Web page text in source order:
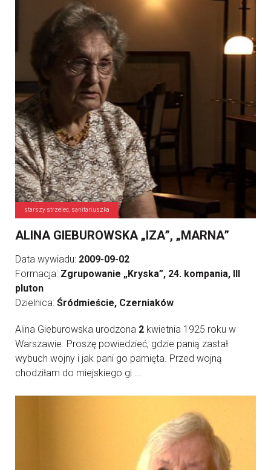
starszy strzelec, sanitariuszka
ALINA GIEBUROWSKA „IZA”, „MARNA”
Data wywiadu: 2009-09-02
Formacja: Zgrupowanie „Kryska”, 24. kompania, III
pluton
Dzielnica: Śródmieście, Czerniaków
Alina Gieburowska urodzona 2 kwietnia 1925 roku w
Warszawie. Proszę powiedzieć, gdzie panią zastał
wybuch wojny i jak pani go pamięta. Przed wojną
chodziłam do miejskiego gi ...